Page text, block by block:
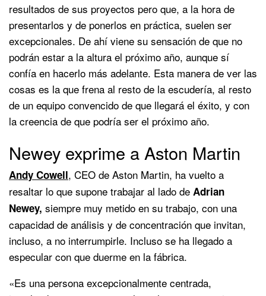
resultados de sus proyectos pero que, a la hora de
presentarlos y de ponerlos en práctica, suelen ser
excepcionales. De ahí viene su sensación de que no
podrán estar a la altura el próximo año, aunque sí
confía en hacerlo más adelante. Esta manera de ver las
cosas es la que frena al resto de la escudería, al resto
de un equipo convencido de que llegará el éxito, y con
la creencia de que podría ser el próximo año.
Newey exprime a Aston Martin
Andy Cowell, CEO de Aston Martin, ha vuelto a
resaltar lo que supone trabajar al lado de Adrian
Newey, siempre muy metido en su trabajo, con una
capacidad de análisis y de concentración que invitan,
incluso, a no interrumpirle. Incluso se ha llegado a
especular con que duerme en la fábrica.
«Es una persona excepcionalmente centrada,